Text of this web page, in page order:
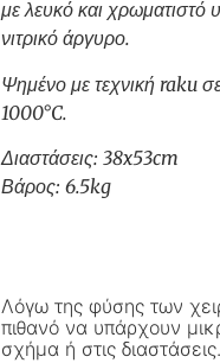
με λευκό και χρωματιστό
νιτρικό άργυρο.
Ψημένο με τεχνική raku
1000°C.
Διαστάσεις: 38x53cm
Βάρος: 6.5kg
Λόγω της φύσης των
πιθανό να υπάρχουν
σχήμα ή στις διαστάσεις.